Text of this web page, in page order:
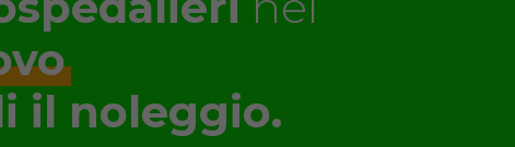
il noleggio.